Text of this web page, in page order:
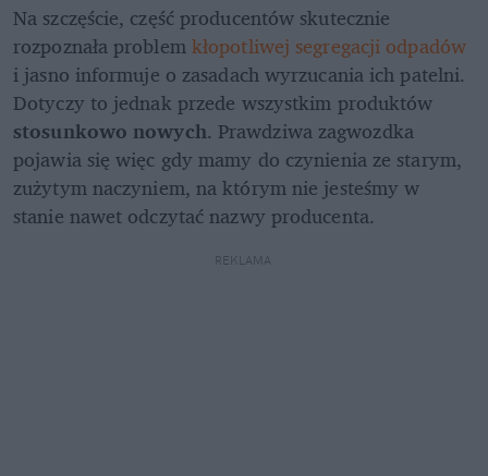
Na szczęście, część producentów skutecznie
rozpoznała problem kłopotliwej segregacji odpadów
i jasno informuje o zasadach wyrzucania ich patelni.
stosunkowo nowych. Prawdziwa zagwozdka
pojawia się więc gdy mamy do czynienia ze starym,
zużytym naczyniem, na którym nie jesteśmy w
stanie nawet odczytać nazwy producenta.
REKLAMA